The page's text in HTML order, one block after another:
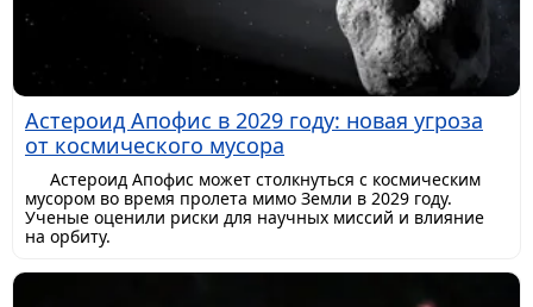
Астероид Апофис в 2029 году: новая угроза
от космического мусора
Астероид Апофис может столкнуться с космическим
мусором во время пролета мимо Земли в 2029 году.
Ученые оценили риски для научных миссий и влияние
на орбиту.